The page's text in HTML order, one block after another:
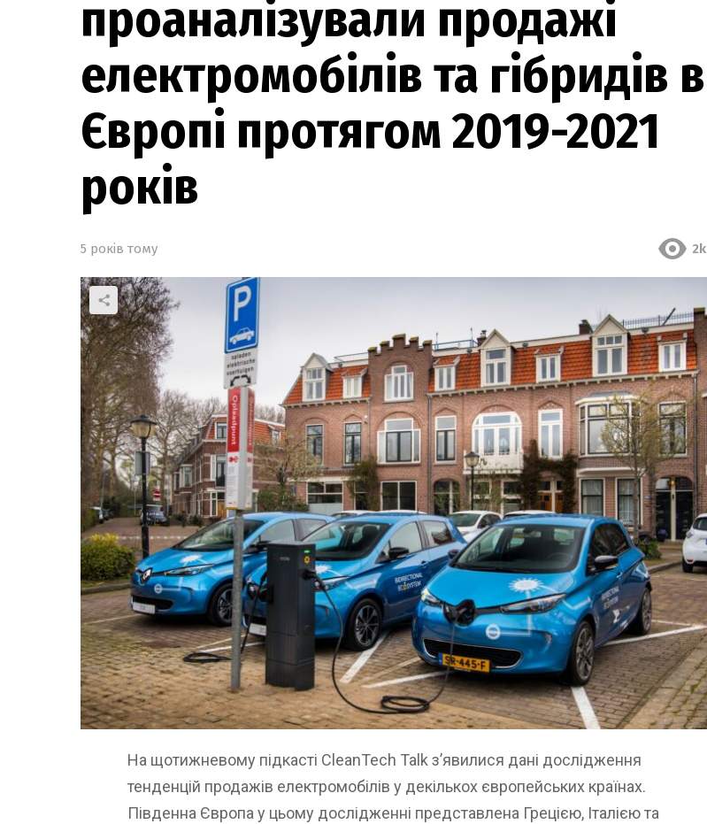
проаналізували продажі
електромобілів та гібридів в
Європі протягом 2019-2021
років
5 років тому 2k
На щотижневому підкасті CleanTech Talk з’явилися дані дослідження
тенденцій продажів електромобілів у декількох європейських країнах.
Південна Європа у цьому дослідженні представлена Грецією, Італією та